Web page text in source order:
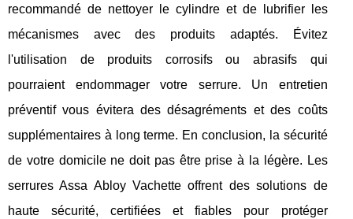
recommandé de nettoyer le cylindre et de lubrifier les
mécanismes avec des produits adaptés. Évitez
l'utilisation de produits corrosifs ou abrasifs qui
pourraient endommager votre serrure. Un entretien
préventif vous évitera des désagréments et des coûts
supplémentaires à long terme. En conclusion, la sécurité
de votre domicile ne doit pas être prise à la légère. Les
serrures Assa Abloy Vachette offrent des solutions de
haute sécurité, certifiées et fiables pour protéger